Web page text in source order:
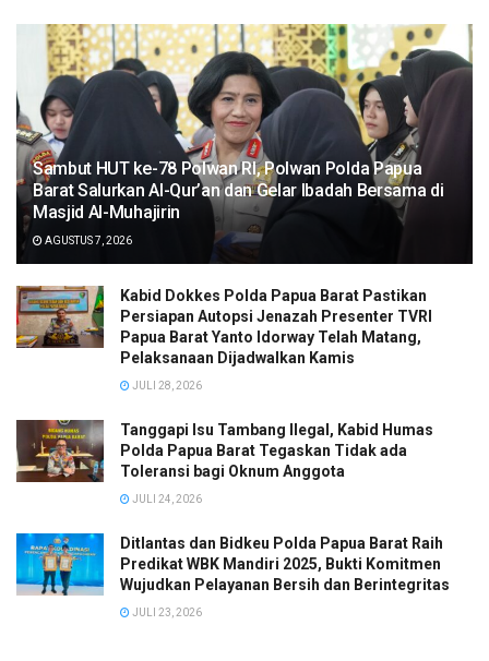
Sambut HUT ke-78 Polwan RI, Polwan Polda Papua
Barat Salurkan Al-Qur’an dan Gelar Ibadah Bersama di
Masjid Al-Muhajirin
AGUSTUS 7, 2026
Kabid Dokkes Polda Papua Barat Pastikan
Persiapan Autopsi Jenazah Presenter TVRI
Papua Barat Yanto Idorway Telah Matang,
Pelaksanaan Dijadwalkan Kamis
JULI 28, 2026
Tanggapi Isu Tambang Ilegal, Kabid Humas
Polda Papua Barat Tegaskan Tidak ada
Toleransi bagi Oknum Anggota
JULI 24, 2026
Ditlantas dan Bidkeu Polda Papua Barat Raih
Predikat WBK Mandiri 2025, Bukti Komitmen
Wujudkan Pelayanan Bersih dan Berintegritas
JULI 23, 2026